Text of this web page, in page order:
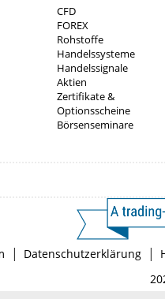
CFD
FOREX
Rohstoffe
Handelssysteme
Handelssignale
Aktien
Zertifikate &
Optionsscheine
Börsenseminare
| Datenschutzerklärung |